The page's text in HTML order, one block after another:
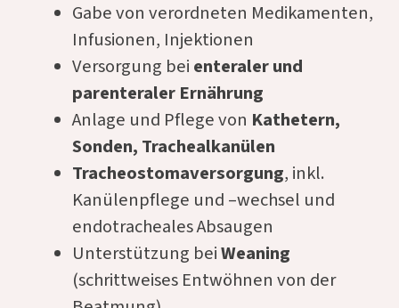
Gabe von verordneten Medikamenten,
Infusionen, Injektionen
Versorgung bei enteraler und
parenteraler Ernährung
Anlage und Pflege von Kathetern,
Sonden, Trachealkanülen
Tracheostomaversorgung, inkl.
Kanülenpflege und –wechsel und
endotracheales Absaugen
Unterstützung beiWeaning
(schrittweises Entwöhnen von der